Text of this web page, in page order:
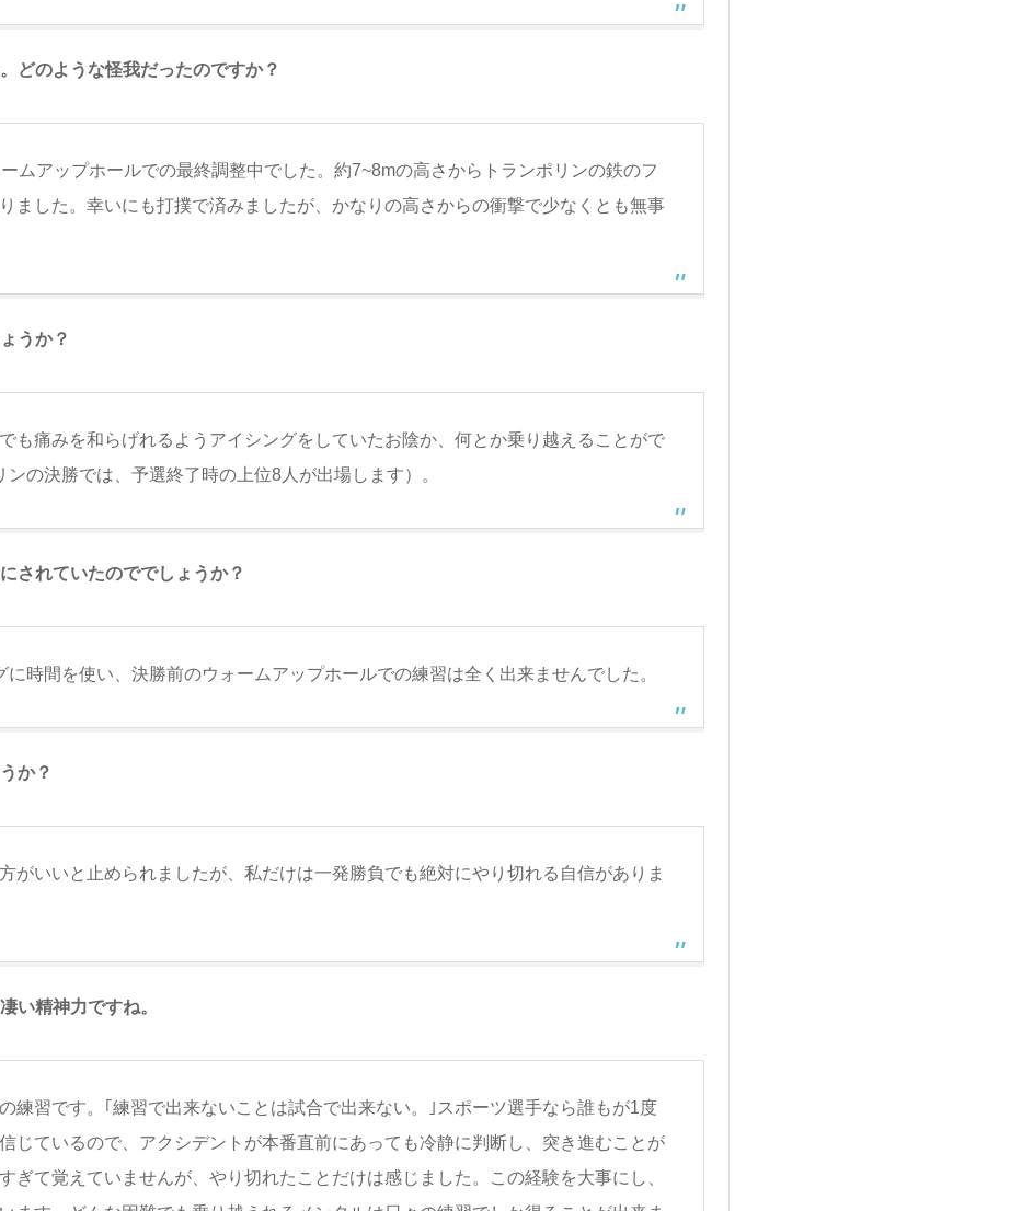
どのような怪我だったのですか？
ムアップホールでの最終調整中でした。約7~8mの高さからトランポリンの鉄のフ
ました。幸いにも打撲で済みましたが、かなりの高さからの衝撃で少なくとも無事
うか？
も痛みを和らげれるようアイシングをしていたお陰か、何とか乗り越えることがで
の決勝では、予選終了時の上位8人が出場します）。
されていたのででしょうか？
に時間を使い、決勝前のウォームアップホールでの練習は全く出来ませんでした。
か？
がいいと止められましたが、私だけは一発勝負でも絶対にやり切れる自信がありま
い精神力ですね。
練習です。｢練習で出来ないことは試合で出来ない。｣スポーツ選手なら誰もが1度
じているので、アクシデントが本番直前にあっても冷静に判断し、突き進むことが
ぎて覚えていませんが、やり切れたことだけは感じました。この経験を大事にし、